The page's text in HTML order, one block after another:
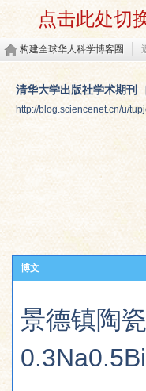
点击此处切
构建全球华人科学博客圈
清华大学出版社学术期刊
http://blog.sciencenet.cn/u/
博文
景德镇陶